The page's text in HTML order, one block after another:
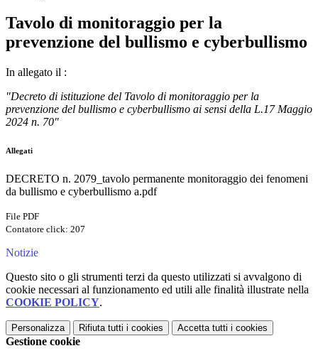
Tavolo di monitoraggio per la
prevenzione del bullismo e cyberbullismo
In allegato il :
"Decreto di istituzione del Tavolo di monitoraggio per la
prevenzione del bullismo e cyberbullismo ai sensi della L.17 Maggio
2024 n. 70"
Allegati
DECRETO n. 2079_tavolo permanente monitoraggio dei fenomeni
da bullismo e cyberbullismo a.pdf
File PDF
Contatore click: 207
Notizie
Questo sito o gli strumenti terzi da questo utilizzati si avvalgono di
cookie necessari al funzionamento ed utili alle finalità illustrate nella
COOKIE POLICY.
Personalizza Rifiuta tutti i cookies Accetta tutti i cookies
Gestione cookie